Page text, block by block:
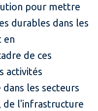
pour mettre
durables dans les
en
de ces
activités
les secteurs
de l'infrastructure